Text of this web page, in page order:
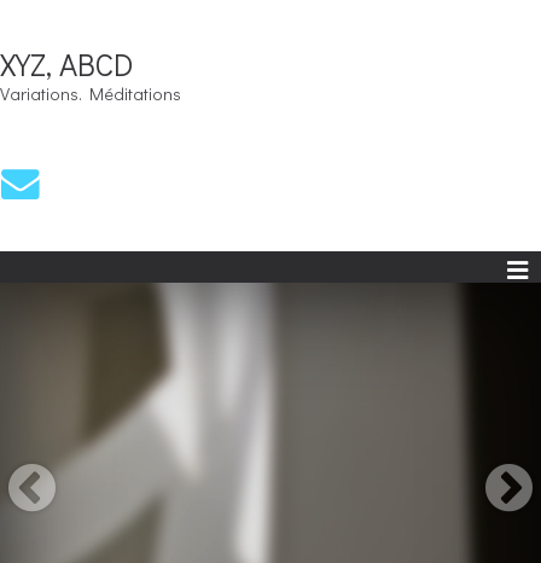
XYZ, ABCD
Variations. Méditations